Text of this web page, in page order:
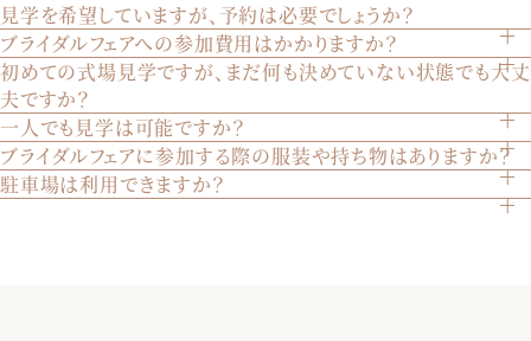
お見積りや会場の空き状況、演出・進行などなんでもご相談
ください！ゲストの事を考えてご提案させていただきます。
結婚式場見学における「わからないこと」を一緒に解消しま
見学を希望していますが、予約は必要でしょうか？
はい、見学は完全予約制です。ウェブサイトのブライダルフ
ェアページから、または電話でご予約いただけます。
ブライダルフェアへの参加費用はかかりますか？
いいえ、参加は無料です。どなたでも気軽にご参加いただけ
ます。
初めての式場見学ですが、まだ何も決めていない状態でも大丈
夫ですか？
もちろん大丈夫です。初めての見学やまだ決めていない方も
多くいらっしゃいます。実際の会場を見てイメージを膨らま
せることは重要です。安心してお越しください。
一人でも見学は可能ですか？
はい、お一人でもご見学いただけます。ご家族やご兄弟との
見学も歓迎いたします。
ブライダルフェアに参加する際の服装や持ち物はありますか？
特に指定はございません。普段着でお越しいただければ結構
駐車場は利用できますか？
はい、200台収容可能な駐車場をご用意しております。ご自